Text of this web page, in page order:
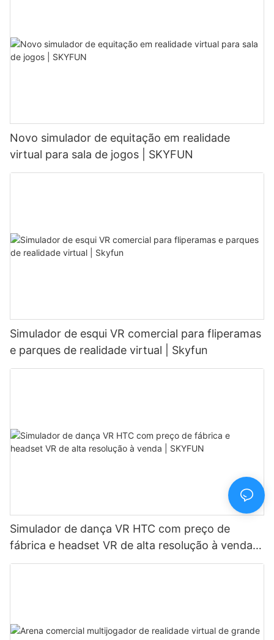
Novo simulador de equitação em realidade
virtual para sala de jogos | SKYFUN
Simulador de esqui VR comercial para fliperamas
e parques de realidade virtual | Skyfun
Simulador de dança VR HTC com preço de
fábrica e headset VR de alta resolução à venda |
SKYFUN